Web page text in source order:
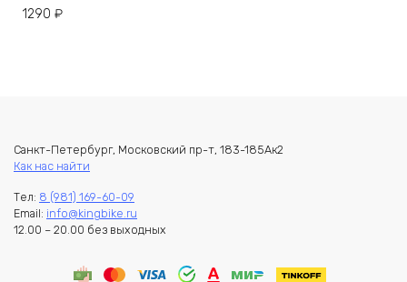
1290 ₽
Санкт-Петербург, Московский пр-т, 183-185Ак2
Как нас найти
Тел: 8 (981) 169-60-09
Email: info@kingbike.ru
12.00 – 20.00 без выходных